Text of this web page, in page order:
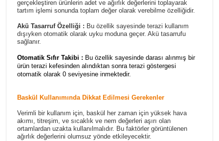
gerçekleştiren ürünlerin adet ve ağırlık değerlerini toplayarak
tartım işlemi sonunda toplam değer olarak verebilme özelliğidir.
Akü Tasarruf Özelliği : Bu özellik sayesinde terazi kullanım
dışıyken otomatik olarak uyku moduna geçer. Akü tasarrufu
sağlanır.
Otomatik Sıfır Takibi : Bu özellik sayesinde darası alınmış bir
ürün terazi kefesinden alındıktan sonra terazi göstergesi
otomatik olarak 0 seviyesine inmektedir.
Baskül Kullanımında Dikkat Edilmesi Gerekenler
Verimli bir kullanım için, baskül her zaman için yüksek hava
akımı, titreşim, ve sıcaklık ve nem değerleri aşırı olan
ortamlardan uzakta kullanılmalıdır. Bu faktörler görüntülenen
ağırlık değerlerini olumsuz yönde etkileyecektir.